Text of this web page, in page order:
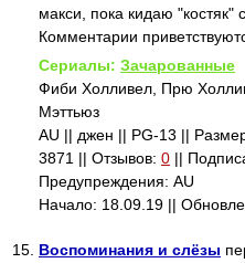
макси, пока кидаю "костяк"
Комментарии
Сериалы: Зачарованные
Фиби Холливел, Прю
Мэттьюз
AU || джен || PG-13 ||
3871 || Отзывов: 0 ||
Предупреждения: AU
Начало: 18.09.19 ||
15. Воспоминания и слёзы